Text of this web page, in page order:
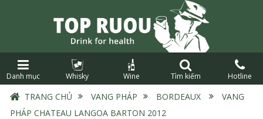
Danh mục Whisky Wine Tìm kiếm Hotline
TRANG CHỦ › VANG PHÁP › BORDEAUX ›
VANG
PHÁP CHATEAU LANGOA BARTON 2012